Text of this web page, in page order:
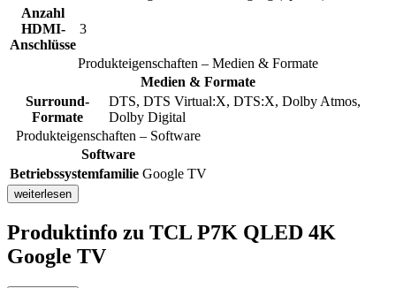
Anzahl
HDMI-
Anschlüsse
3
Produkteigenschaften – Medien & Formate
Medien & Formate
Surround-
Formate
DTS, DTS Virtual:X, DTS:X, Dolby Atmos,
Dolby Digital
Produkteigenschaften – Software
Software
Betriebssystemfamilie Google TV
weiterlesen
Produktinfo zu TCL P7K QLED 4K
Google TV